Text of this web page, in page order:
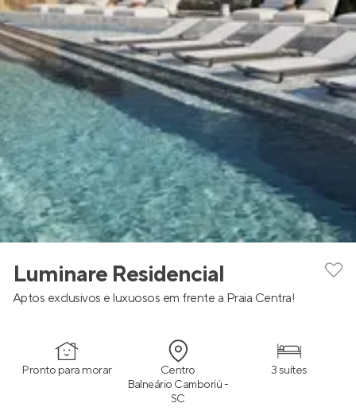
Luminare Residencial
Aptos exclusivos e luxuosos em frente a Praia Centra!
Pronto para morar Centro
Balneário Camboriú -
SC
3 suítes